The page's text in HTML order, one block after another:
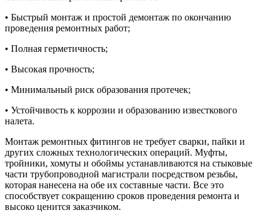
• Быстрый монтаж и простой демонтаж по окончанию
проведения ремонтных работ;
• Полная герметичность;
• Высокая прочность;
• Минимальный риск образования протечек;
• Устойчивость к коррозии и образованию известкового
налета.
Монтаж ремонтных фитингов не требует сварки, пайки и
других сложных технологических операций. Муфты,
тройники, хомуты и обоймы устанавливаются на стыковые
части трубопроводной магистрали посредством резьбы,
которая нанесена на обе их составные части. Все это
способствует сокращению сроков проведения ремонта и
высоко ценится заказчиком.